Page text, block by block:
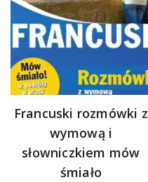
Francuski rozmówki z
wymową i
słowniczkiem mów
śmiało